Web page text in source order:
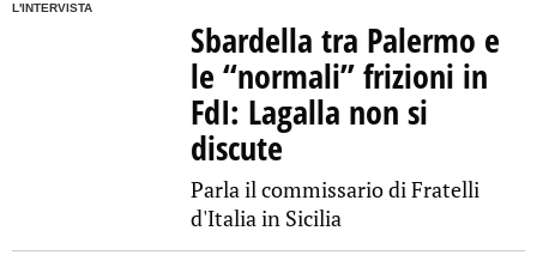
L'INTERVISTA
Sbardella tra Palermo e
le “normali” frizioni in
FdI: Lagalla non si
discute
Parla il commissario di Fratelli
d'Italia in Sicilia